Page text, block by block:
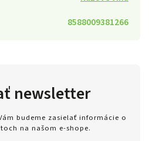
8588009381266
newsletter
budeme zasielať informácie o
na našom e-shope.